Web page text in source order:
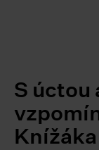
S úctou
Knížáka